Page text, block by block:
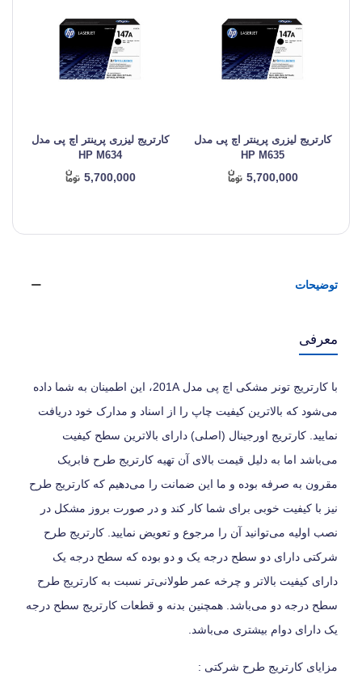
کارتریج لیزری پرینتر اچ پی مدل
HP M635
5,700,000
کارتریج لیزری پرینتر اچ پی مدل
HP M634
5,700,000
توضیحات
معرفی
با کارتریج تونر مشکی اچ پی مدل 201A، این اطمینان به شما داده
می‌شود که بالاترین کیفیت چاپ را از اسناد و مدارک خود دریافت
نمایید. کارتریج اورجینال (اصلی) دارای بالاترین سطح کیفیت
می‌باشد اما به دلیل قیمت بالای آن تهیه کارتریج طرح فابریک
مقرون به صرفه بوده و ما این ضمانت را می‌دهیم که کارتریج طرح
نیز با کیفیت خوبی برای شما کار کند و در صورت بروز مشکل در
نصب اولیه می‌توانید آن را مرجوع و تعویض نمایید. کارتریج طرح
شرکتی دارای دو سطح درجه یک و دو بوده که سطح درجه یک
دارای کیفیت بالاتر و چرخه عمر طولانی‌تر نسبت به کارتریج طرح
سطح درجه دو می‌باشد. همچنین بدنه و قطعات کارتریج سطح درجه
یک دارای دوام بیشتری می‌باشد.
مزایای کارتریج طرح شرکتی :